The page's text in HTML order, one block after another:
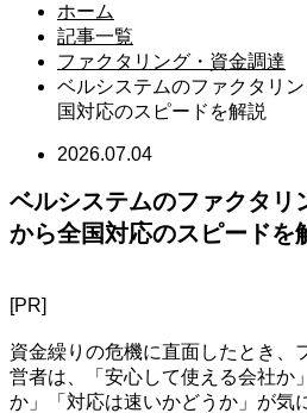
ホーム
記事一覧
ファクタリング・資金調達
ベルシステムのファクタリ
国対応のスピードを解説
2026.07.04
ベルシステムのファクタリ
から全国対応のスピードを
[PR]
資金繰りの危機に直面したとき、
営者は、「安心して使える会社か
か」「対応は速いかどうか」が気